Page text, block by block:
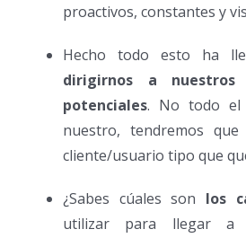
proactivos, constantes y
Hecho todo esto ha
dirigirnos a nuestros
potenciales. No todo el
nuestro, tendremos
cliente/usuario tipo que
¿Sabes cúales son los
utilizar para llegar a